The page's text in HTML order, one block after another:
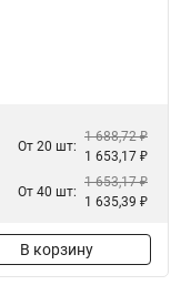
От 20 шт:
1 688,72 ₽
1 653,17 ₽
От 40 шт:
1 653,17 ₽
1 635,39 ₽
В корзину